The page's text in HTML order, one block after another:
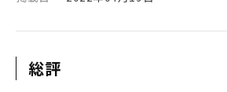
総評